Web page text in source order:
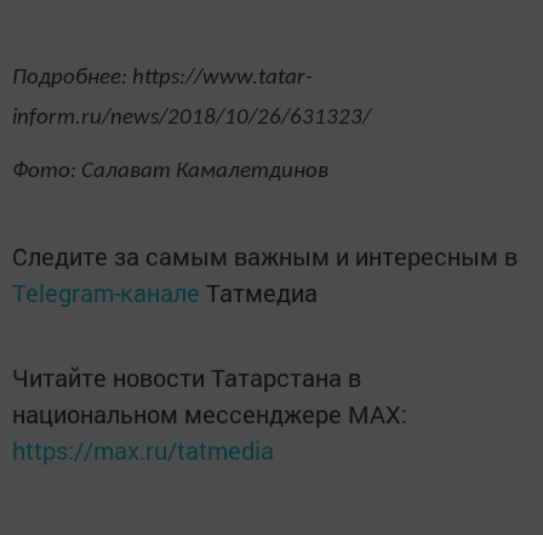
Подробнее: https://www.tatar-
inform.ru/news/2018/10/26/631323/
Фото: Салават Камалетдинов
Следите за самым важным и интересным в
Telegram-канале Татмедиа
Читайте новости Татарстана в
национальном мессенджере MАХ:
https://max.ru/tatmedia